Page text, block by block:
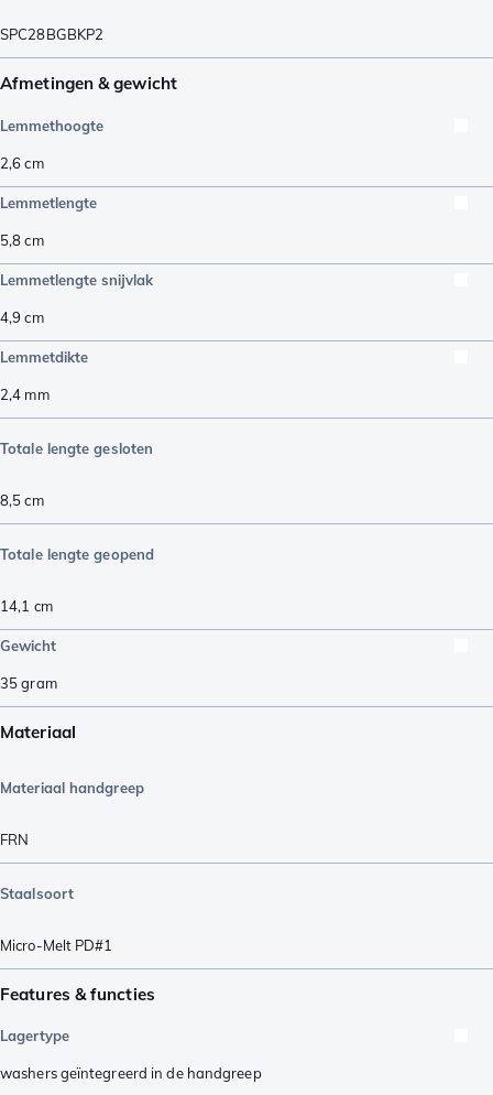
SPC28BGBKP2
Afmetingen & gewicht
Lemmethoogte
2,6cm
Lemmetlengte
5,8cm
Lemmetlengte snijvlak
4,9 cm
Lemmetdikte
2,4 mm
Totale lengte gesloten
8,5cm
Totale lengte geopend
14,1 cm
Gewicht
35gram
Materiaal
Materiaal handgreep
FRN
Staalsoort
Micro-Melt PD#1
Features & functies
Lagertype
washers geïntegreerd in de handgreep